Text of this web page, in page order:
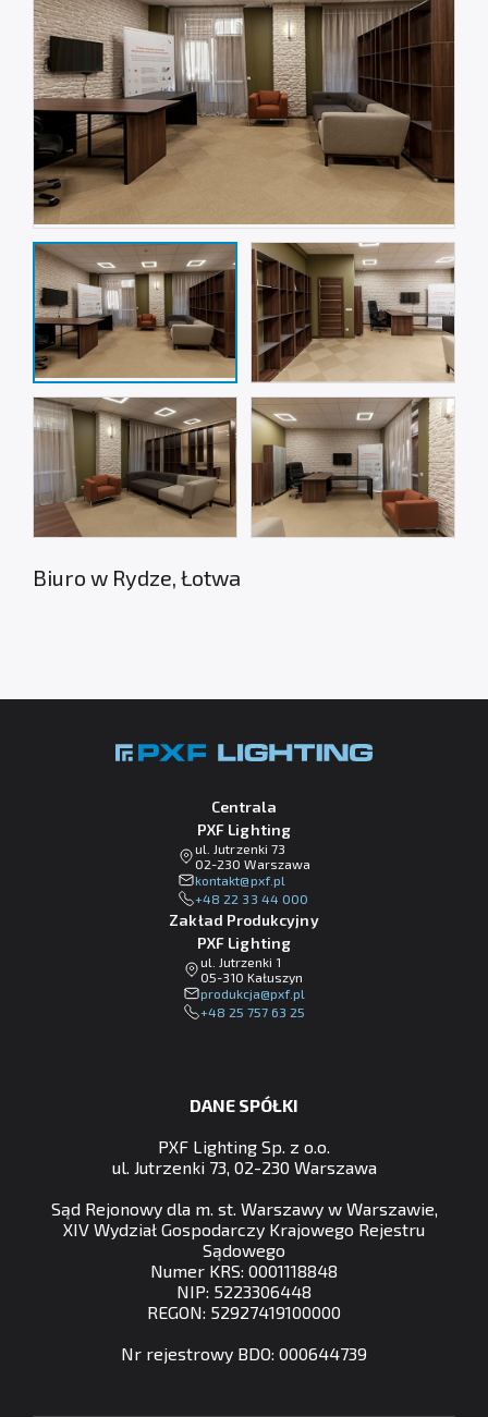
Biuro w Rydze, Łotwa
Centrala
PXF Lighting
ul. Jutrzenki 73
02-230 Warszawa
lp.fxp@tkatnok
+48 22 33 44 000
Zakład Produkcyjny
PXF Lighting
ul. Jutrzenki 1
05-310 Kałuszyn
lp.fxp@ajckudorp
+48 25 757 63 25
DANE SPÓŁKI
PXF Lighting Sp. z o.o.
ul. Jutrzenki 73, 02-230 Warszawa
Sąd Rejonowy dla m. st. Warszawy w Warszawie,
XIV Wydział Gospodarczy Krajowego Rejestru
Sądowego
Numer KRS: 0001118848
NIP: 5223306448
REGON: 52927419100000
Nr rejestrowy BDO: 000644739